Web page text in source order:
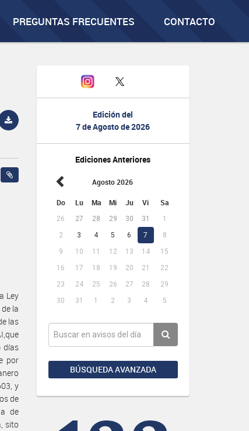
PREGUNTAS FRECUENTES CONTACTO
Edición del
7 de Agosto de 2026
Ediciones Anteriores
Agosto 2026
Do Lu Ma Mi Ju Vi Sa
26 27 28 29 30 31
1
2
3 4 5 6 7
8
9
10 11 12 13 14
15
16
17 18 19 20 21
22
23
24 25 26 27 28
29
30
31 1 2 3 4 5
BÚSQUEDA AVANZADA
Ley
la
las
días
por
y
de
de
sito